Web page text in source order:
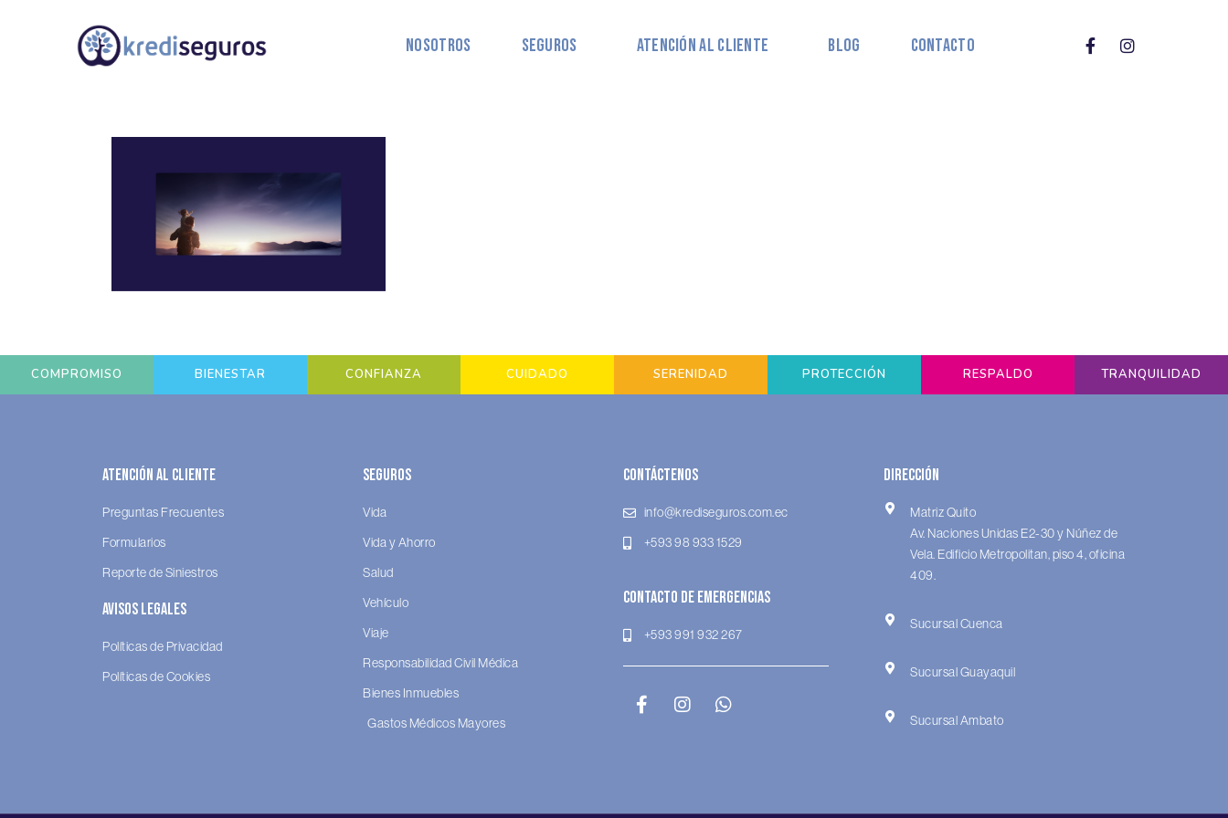
Nosotros Seguros Atención al Cliente Blog Contacto
COMPROMISO BIENESTAR CONFIANZA CUIDADO SERENIDAD PROTECCIÓN RESPALDO TRANQUILIDAD
Atención al Cliente
Preguntas Frecuentes
Formularios
Reporte de Siniestros
Avisos legales
Políticas de Privacidad
Políticas de Cookies
Seguros
Vida
Vida y Ahorro
Salud
Vehículo
Viaje
Responsabilidad Civil Médica
Bienes Inmuebles
Gastos Médicos Mayores
Contáctenos
info@krediseguros.com.ec
+593 98 933 1529
Contacto de Emergencias
+593 991 932 267
Dirección
Matriz Quito
Av. Naciones Unidas E2-30 y Núñez de
Vela. Edificio Metropolitan, piso 4, oficina
409.
Sucursal Cuenca
Sucursal Guayaquil
Sucursal Ambato